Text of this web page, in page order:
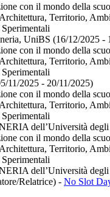
con il mondo della
Territorio,
UniBS (16/12/2025 -
con il mondo della
Territorio,
11/2025 - 20/11/2025)
con il mondo della
Territorio,
dell’Università degli
con il mondo della
Territorio,
dell’Università degli
Relatrice) - No Slot